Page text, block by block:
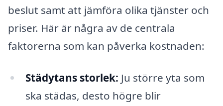
beslut samt att jämföra olika tjänster och
priser. Här är några av de centrala
faktorerna som kan påverka kostnaden:
Städytans storlek: Ju större yta som
ska städas, desto högre blir